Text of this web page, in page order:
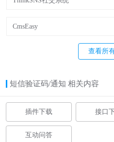
CmsEasy
查看所
短信验证码/通知 相关内容
插件下载 接口
互动问答